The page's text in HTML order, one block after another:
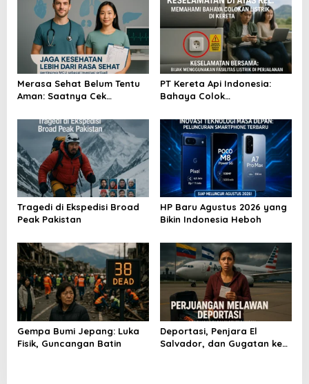
o
s
Merasa Sehat Belum Tentu
Aman: Saatnya Cek
PT Kereta Api Indonesia:
Bahaya Colok
Tragedi di Ekspedisi Broad
Peak Pakistan
HP Baru Agustus 2026 yang
Bikin Indonesia Heboh
Gempa Bumi Jepang: Luka
Fisik, Guncangan Batin
Deportasi, Penjara El
Salvador, dan Gugatan ke